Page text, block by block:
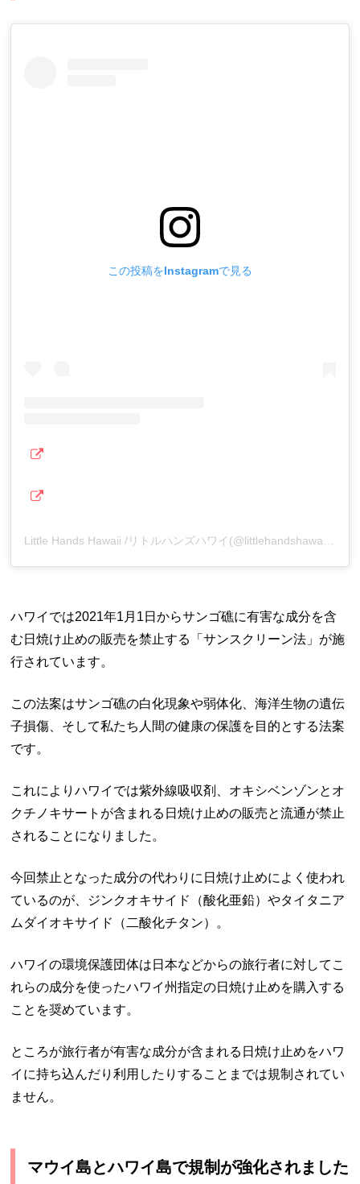
この投稿をInstagramで見る
ハワイでは2021年1月1日からサンゴ礁に有害な成分を含
む日焼け止めの販売を禁止する「サンスクリーン法」が施
行されています。
この法案はサンゴ礁の白化現象や弱体化、海洋生物の遺伝
子損傷、そして私たち人間の健康の保護を目的とする法案
です。
これによりハワイでは紫外線吸収剤、オキシベンゾンとオ
クチノキサートが含まれる日焼け止めの販売と流通が禁止
されることになりました。
今回禁止となった成分の代わりに日焼け止めによく使われ
ているのが、ジンクオキサイド（酸化亜鉛）やタイタニア
ムダイオキサイド（二酸化チタン）。
ハワイの環境保護団体は日本などからの旅行者に対してこ
れらの成分を使ったハワイ州指定の日焼け止めを購入する
ことを奨めています。
ところが旅行者が有害な成分が含まれる日焼け止めをハワ
イに持ち込んだり利用したりすることまでは規制されてい
ません。
マウイ島とハワイ島で規制が強化されました